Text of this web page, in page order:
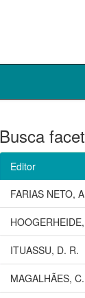
Busca
Editor
FARIAS NETO,
ITUASSU, D. R.
MAGALHÃES,